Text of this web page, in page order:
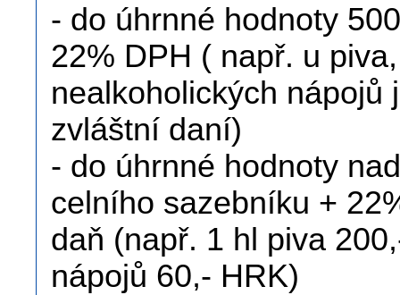
- do úhrnné hodnoty
22% DPH ( např. u
nealkoholických nápojů
zvláštní daní)
- do úhrnné hodnoty
celního sazebníku +
daň (např. 1 hl piva
nápojů 60,- HRK)